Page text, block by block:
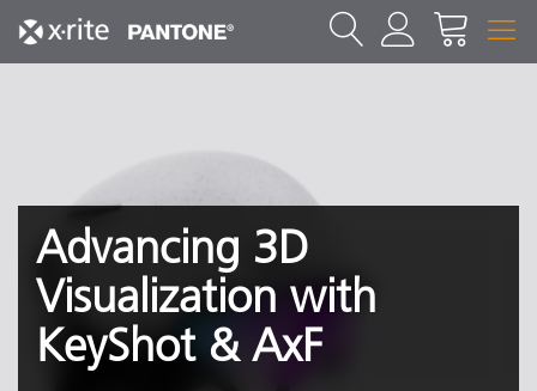
Advancing 3D
Visualization with
KeyShot & AxF